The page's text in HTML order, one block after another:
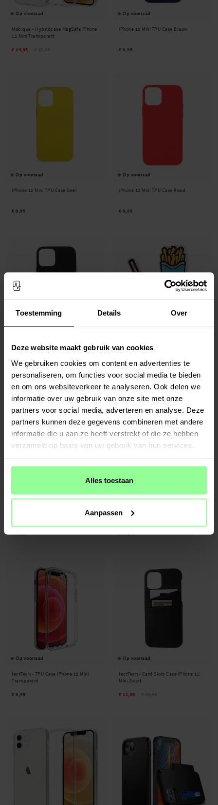
Toestemming Details Over
Deze website maakt gebruik van cookies
We gebruiken cookies om content en advertenties te
personaliseren, om functies voor social media te bieden
en om ons websiteverkeer te analyseren. Ook delen we
informatie over uw gebruik van onze site met onze
partners voor social media, adverteren en analyse. Deze
partners kunnen deze gegevens combineren met andere
informatie die u aan ze heeft verstrekt of die ze hebben
verzameld op basis van uw gebruik van hun services.
Alles toestaan
Aanpassen
Op voorraad
Mobique - Hybridcase MagSafe iPhone
12 Mini Transparant
€ 14,95
Op voorraad
iPhone 12 Mini TPU Case Blauw
€ 9,95
Op voorraad
iPhone 12 Mini TPU Case Geel
€ 9,95
Op voorraad
iPhone 12 Mini TPU Case Rood
€ 9,95
iPhone 12 Mini TPU Case Zwart Holdit -Take Away Sticker Pack
Op voorraad
€ 19,95
Op voorraad
iPhone 12 Mini Full Cover Case Zwart
€ 14,95
Op voorraad
tectTech - TPU Case iPhone 12 Mini
Transparant
€ 9,95
Op voorraad
tectTech - Card Slots Case iPhone 12
Mini Zwart
€ 11,95